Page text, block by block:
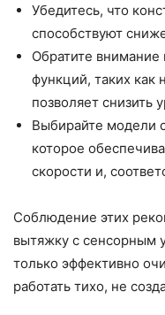
Убедитесь, что
способствуют
Обратите
функций, таких
позволяет снизить
Выбирайте модели
которое
скорости и,
Соблюдение этих
вытяжку с сенсорным
только эффективно
работать тихо, не